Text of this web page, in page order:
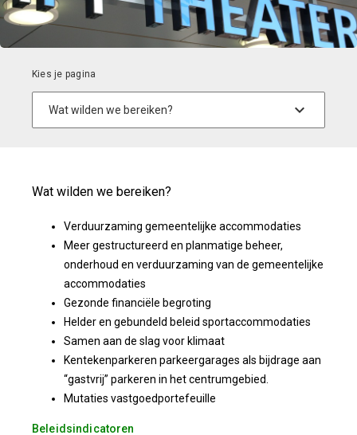
Wat wilden we bereiken?
Verduurzaming gemeentelijke accommodaties
Meer gestructureerd en planmatige beheer,
onderhoud en verduurzaming van de gemeentelijke
accommodaties
Gezonde financiële begroting
Helder en gebundeld beleid sportaccommodaties
Samen aan de slag voor klimaat
Kentekenparkeren parkeergarages als bijdrage aan
“gastvrij” parkeren in het centrumgebied.
Mutaties vastgoedportefeuille
Beleidsindicatoren